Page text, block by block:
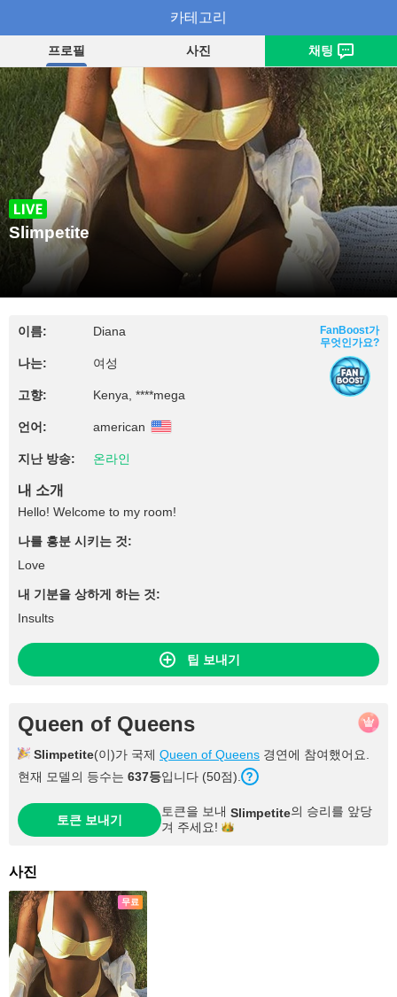
Slimpetite
프로필 사진 채팅
Slimpetite
이름: Diana
나는: 여성
고향: Kenya, ****mega
언어: american
지난 방송: 온라인
FanBoost가
무엇인가요?
내 소개
Hello! Welcome to my room!
나를 흥분 시키는 것:
Love
내 기분을 상하게 하는 것:
Insults
팁 보내기
Queen of Queens
Slimpetite(이)가 국제 Queen of Queens 경연에 참여했어요.
현재 모델의 등수는 637등입니다 (50점).
토큰 보내기
토큰을 보내 Slimpetite의 승리를 앞당
겨 주세요!
사진
무료
카테고리